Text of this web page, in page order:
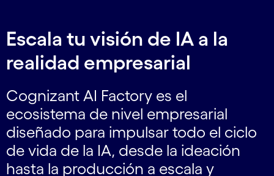
Escala tu visión de IA a la
realidad empresarial
Cognizant AI Factory es el
ecosistema de nivel empresarial
diseñado para impulsar todo el ciclo
de vida de la IA, desde la ideación
hasta la producción a escala y